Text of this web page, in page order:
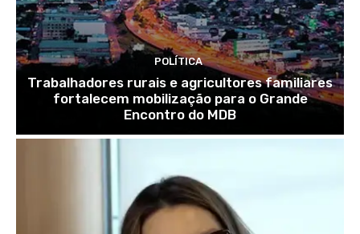
POLÍTICA
Trabalhadores rurais e agricultores familiares
fortalecem mobilização para o Grande
Encontro do MDB